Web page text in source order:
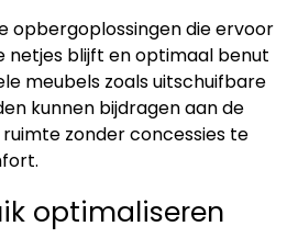
opbergoplossingen die ervoor
netjes blijft en optimaal benut
meubels zoals uitschuifbare
kunnen bijdragen aan de
zonder concessies te
optimaliseren